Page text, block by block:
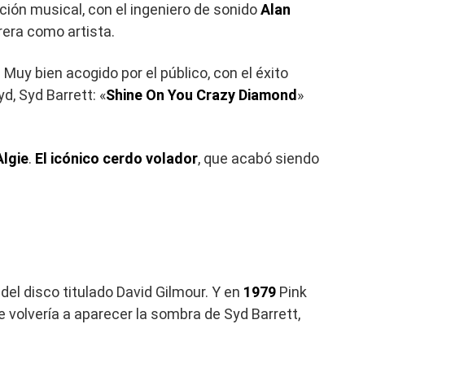
musical, con el ingeniero de sonidoAlan
como artista.
Muy bien acogido por el público, con el éxito
Syd Barrett: «Shine On You Crazy Diamond »
. El icónico cerdo volador, que acabó siendo
disco titulado David Gilmour. Y en 1979 Pink
a aparecer la sombra de Syd Barrett,